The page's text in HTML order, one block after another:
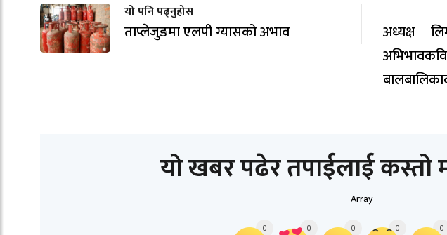
यो पनि पढ्नुहोस
ताप्लेजुङमा एलपी ग्यासको अभाव
अध्यक्ष
यो खबर पढेर तपाईलाई
Array
0 0 0 0 0